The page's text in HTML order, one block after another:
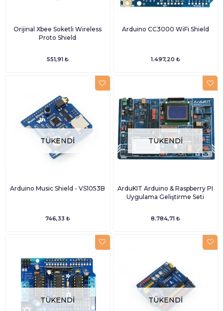
Orijinal Xbee Soketli Wireless
Proto Shield
551,91 ₺
Arduino CC3000 WiFi Shield
1.497,20 ₺
TÜKENDI
Arduino Music Shield - VS1053B
746,33 ₺
TÜKENDI
ArduKIT Arduino & Raspberry PI
Uygulama Geliştirme Seti
8.784,71 ₺
TÜKENDI TÜKENDI